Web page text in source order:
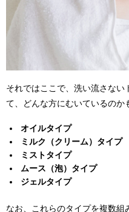
それではここで、洗い流さな
て、どんな方にむいているのか
オイルタイプ
ミルク（クリーム）タイプ
ミストタイプ
ムース（泡）タイプ
ジェルタイプ
なお、これらのタイプを複数組